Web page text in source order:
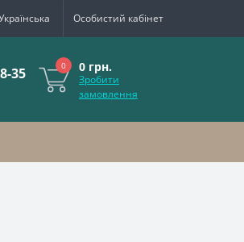
Особистий кабінет
35 0 0 грн.
Зробити
замовлення